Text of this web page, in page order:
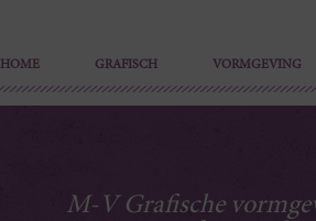
HOME GRAFISCH VORMGEVING
M-V Grafische